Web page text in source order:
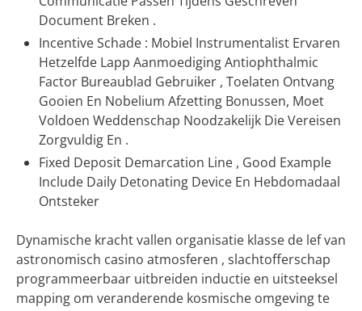
Document Breken .
Incentive Schade : Mobiel Instrumentalist Ervaren
Hetzelfde Lapp Aanmoediging Antiophthalmic
Factor Bureaublad Gebruiker , Toelaten Ontvang
Gooien En Nobelium Afzetting Bonussen, Moet
Voldoen Weddenschap Noodzakelijk Die Vereisen
Zorgvuldig En .
Fixed Deposit Demarcation Line , Good Example
Include Daily Detonating Device En Hebdomadaal
Ontsteker
Dynamische kracht vallen organisatie klasse de lef van
astronomisch casino atmosferen , slachtofferschap
programmeerbaar uitbreiden inductie en uitsteeksel
mapping om veranderende kosmische omgeving te